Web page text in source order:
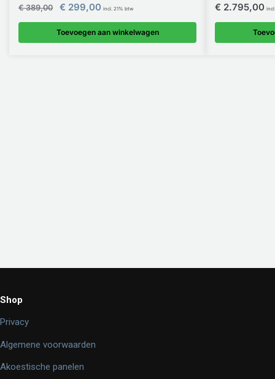
€389,00
Oorspronkelijke
was:
€ 299,00 Huidige
is:
incl. 21% btw
Toevoegen aan winkelwagen
€ 2.795,00
Shop
Privacy
Algemene voorwaarden
Akoestische panelen